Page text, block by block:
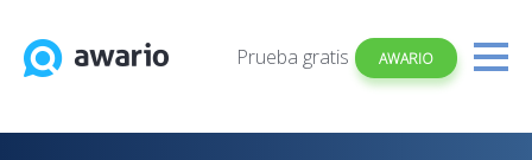
Prueba gratis AWARIO